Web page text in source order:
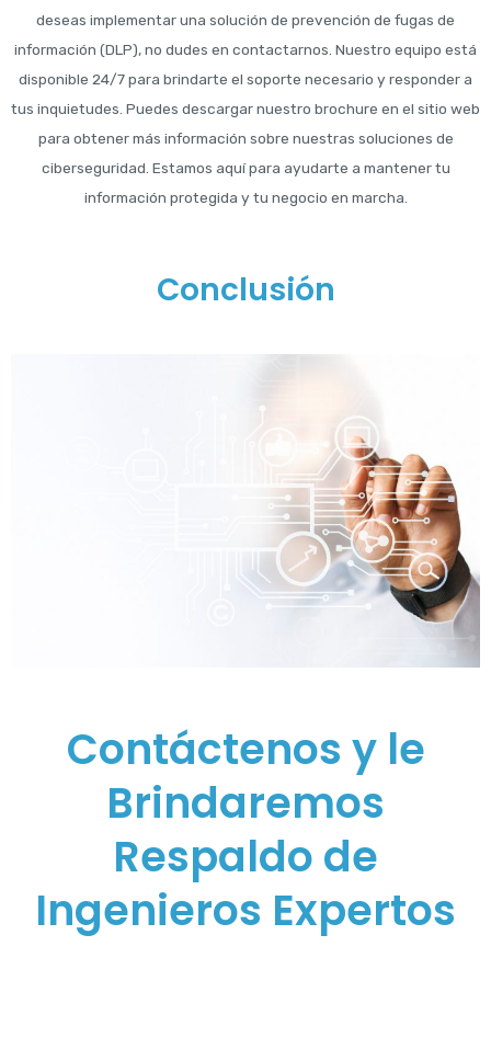
deseas implementar una solución de prevención de fugas de
información (DLP), no dudes en contactarnos. Nuestro equipo está
disponible 24/7 para brindarte el soporte necesario y responder a
tus inquietudes. Puedes descargar nuestro brochure en el sitio web
para obtener más información sobre nuestras soluciones de
ciberseguridad. Estamos aquí para ayudarte a mantener tu
información protegida y tu negocio en marcha.
Conclusión
Contáctenos y le
Brindaremos
Respaldo de
Ingenieros Expertos